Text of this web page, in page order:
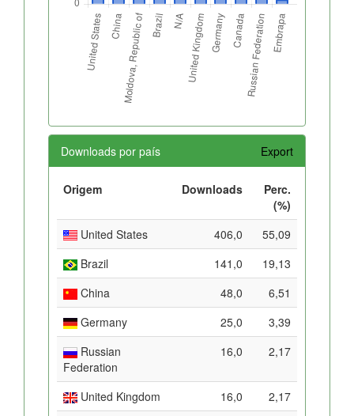
Downloads por país Export
Origem Downloads
Perc.
(%)
United States
406,0
55,09
Brazil
141,0
19,13
China
48,0
6,51
Germany
25,0
3,39
Russian
Federation
16,0 2,17
United Kingdom 16,0
2,17